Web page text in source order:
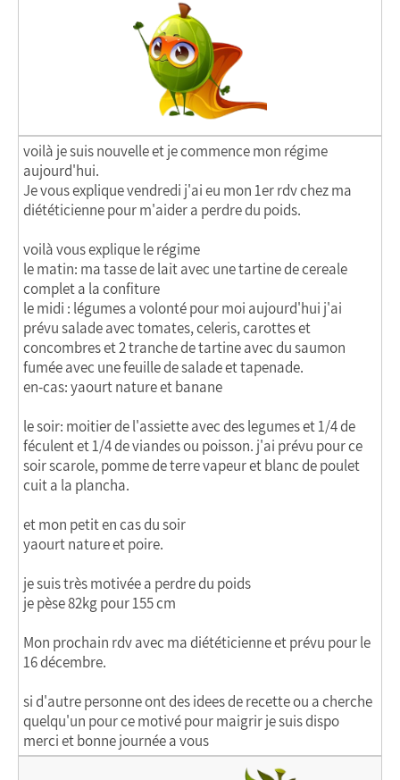
voilà je suis nouvelle et je commence mon régime
aujourd'hui.
Je vous explique vendredi j'ai eu mon 1er rdv chez ma
diététicienne pour m'aider a perdre du poids.
voilà vous explique le régime
le matin: ma tasse de lait avec une tartine de cereale
complet a la confiture
le midi : légumes a volonté pour moi aujourd'hui j'ai
prévu salade avec tomates, celeris, carottes et
concombres et 2 tranche de tartine avec du saumon
fumée avec une feuille de salade et tapenade.
en-cas: yaourt nature et banane
le soir: moitier de l'assiette avec des legumes et 1/4 de
féculent et 1/4 de viandes ou poisson. j'ai prévu pour ce
soir scarole, pomme de terre vapeur et blanc de poulet
cuit a la plancha.
et mon petit en cas du soir
yaourt nature et poire.
je suis très motivée a perdre du poids
je pèse 82kg pour 155 cm
Mon prochain rdv avec ma diététicienne et prévu pour le
16 décembre.
si d'autre personne ont des idees de recette ou a cherche
quelqu'un pour ce motivé pour maigrir je suis dispo
merci et bonne journée a vous